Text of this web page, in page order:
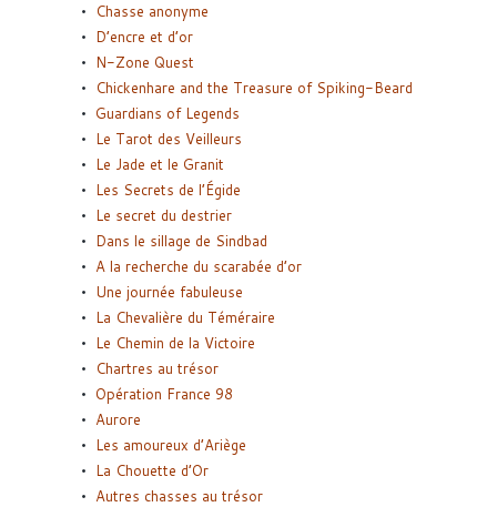
Chasse anonyme
D’encre et d’or
N-Zone Quest
Chickenhare and the Treasure of Spiking-Beard
Guardians of Legends
Le Tarot des Veilleurs
Le Jade et le Granit
Les Secrets de l’Égide
Le secret du destrier
Dans le sillage de Sindbad
A la recherche du scarabée d’or
Une journée fabuleuse
La Chevalière du Téméraire
Le Chemin de la Victoire
Chartres au trésor
Opération France 98
Aurore
Les amoureux d’Ariège
La Chouette d’Or
Autres chasses au trésor